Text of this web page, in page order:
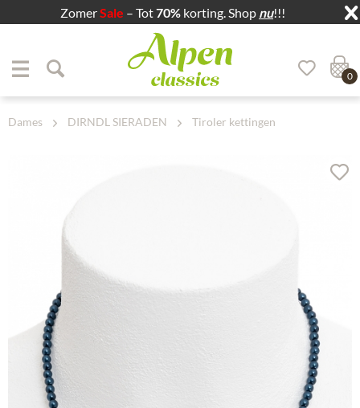
ZomerSale – Tot70% korting. Shop nu!!!
Zum Hauptbereich springen
0
Dames DIRNDL SIERADEN Tiroler kettingen